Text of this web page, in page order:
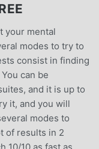
your mental
modes to try to
consist in finding
can be
and it is up to
it, and you will
modes to
of results in 2